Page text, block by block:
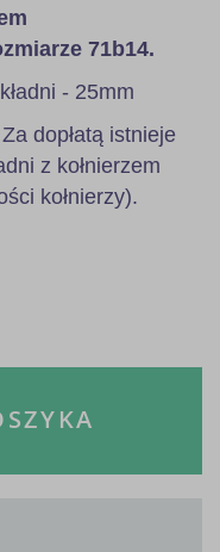
71b14.
- 25mm
dopłatą istnieje
z kołnierzem
kołnierzy).